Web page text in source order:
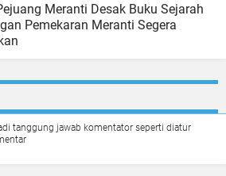
Meranti Desak Buku Sejarah
Pemekaran Meranti Segera
tanggung jawab komentator seperti diatur